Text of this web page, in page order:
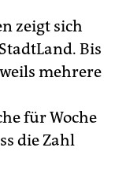
zeigt sich
Bis
mehrere
für Woche
die Zahl